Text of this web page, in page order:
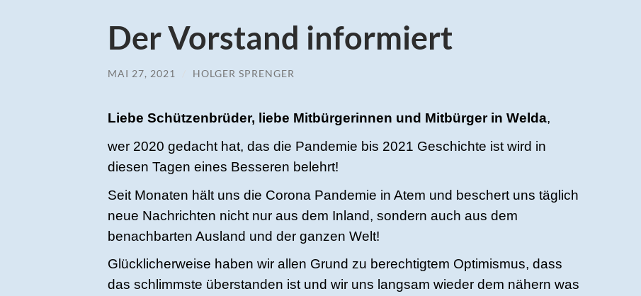
Der Vorstand informiert
MAI 27, 2021 HOLGER SPRENGER
Liebe Schützenbrüder, liebe Mitbürgerinnen und Mitbürger in Welda,
wer 2020 gedacht hat, das die Pandemie bis 2021 Geschichte ist wird in
diesen Tagen eines Besseren belehrt!
Seit Monaten hält uns die Corona Pandemie in Atem und beschert uns täglich
neue Nachrichten nicht nur aus dem Inland, sondern auch aus dem
benachbarten Ausland und der ganzen Welt!
Glücklicherweise haben wir allen Grund zu berechtigtem Optimismus, dass
das schlimmste überstanden ist und wir uns langsam wieder dem nähern was